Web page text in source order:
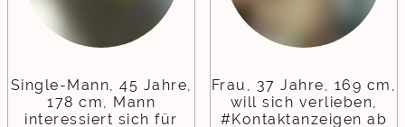
Single-Mann, 45 Jahre,
178 cm, Mann
interessiert sich für
Frau, 37 Jahre, 169 cm,
will sich verlieben,
#Kontaktanzeigen ab